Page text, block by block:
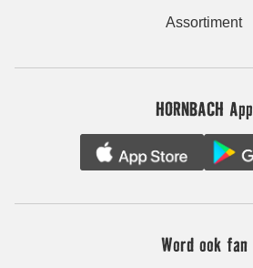
Assortiment
HORNBACH App
Word ook fan